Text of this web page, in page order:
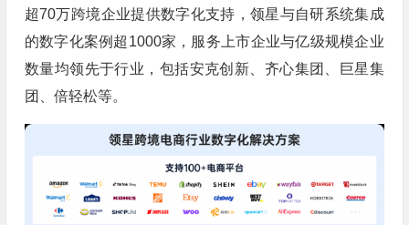
超70万跨境企业提供数字化支持，领星与自研系统集成
的数字化案例超1000家，服务上市企业与亿级规模企业
数量均领先于行业，包括安克创新、齐心集团、巨星集
团、倍轻松等。